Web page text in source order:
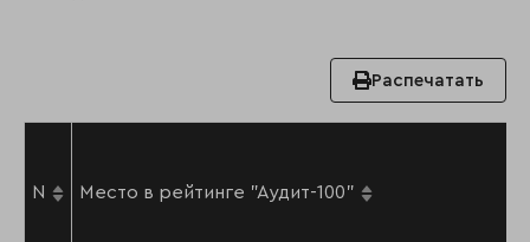
Распечатать
N Место в рейтинге "Аудит-100"